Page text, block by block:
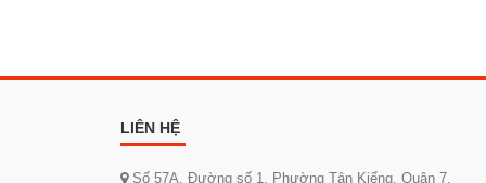
LIÊN HỆ
Số 57A, Đường số 1, Phường Tân Kiểng, Quận 7,